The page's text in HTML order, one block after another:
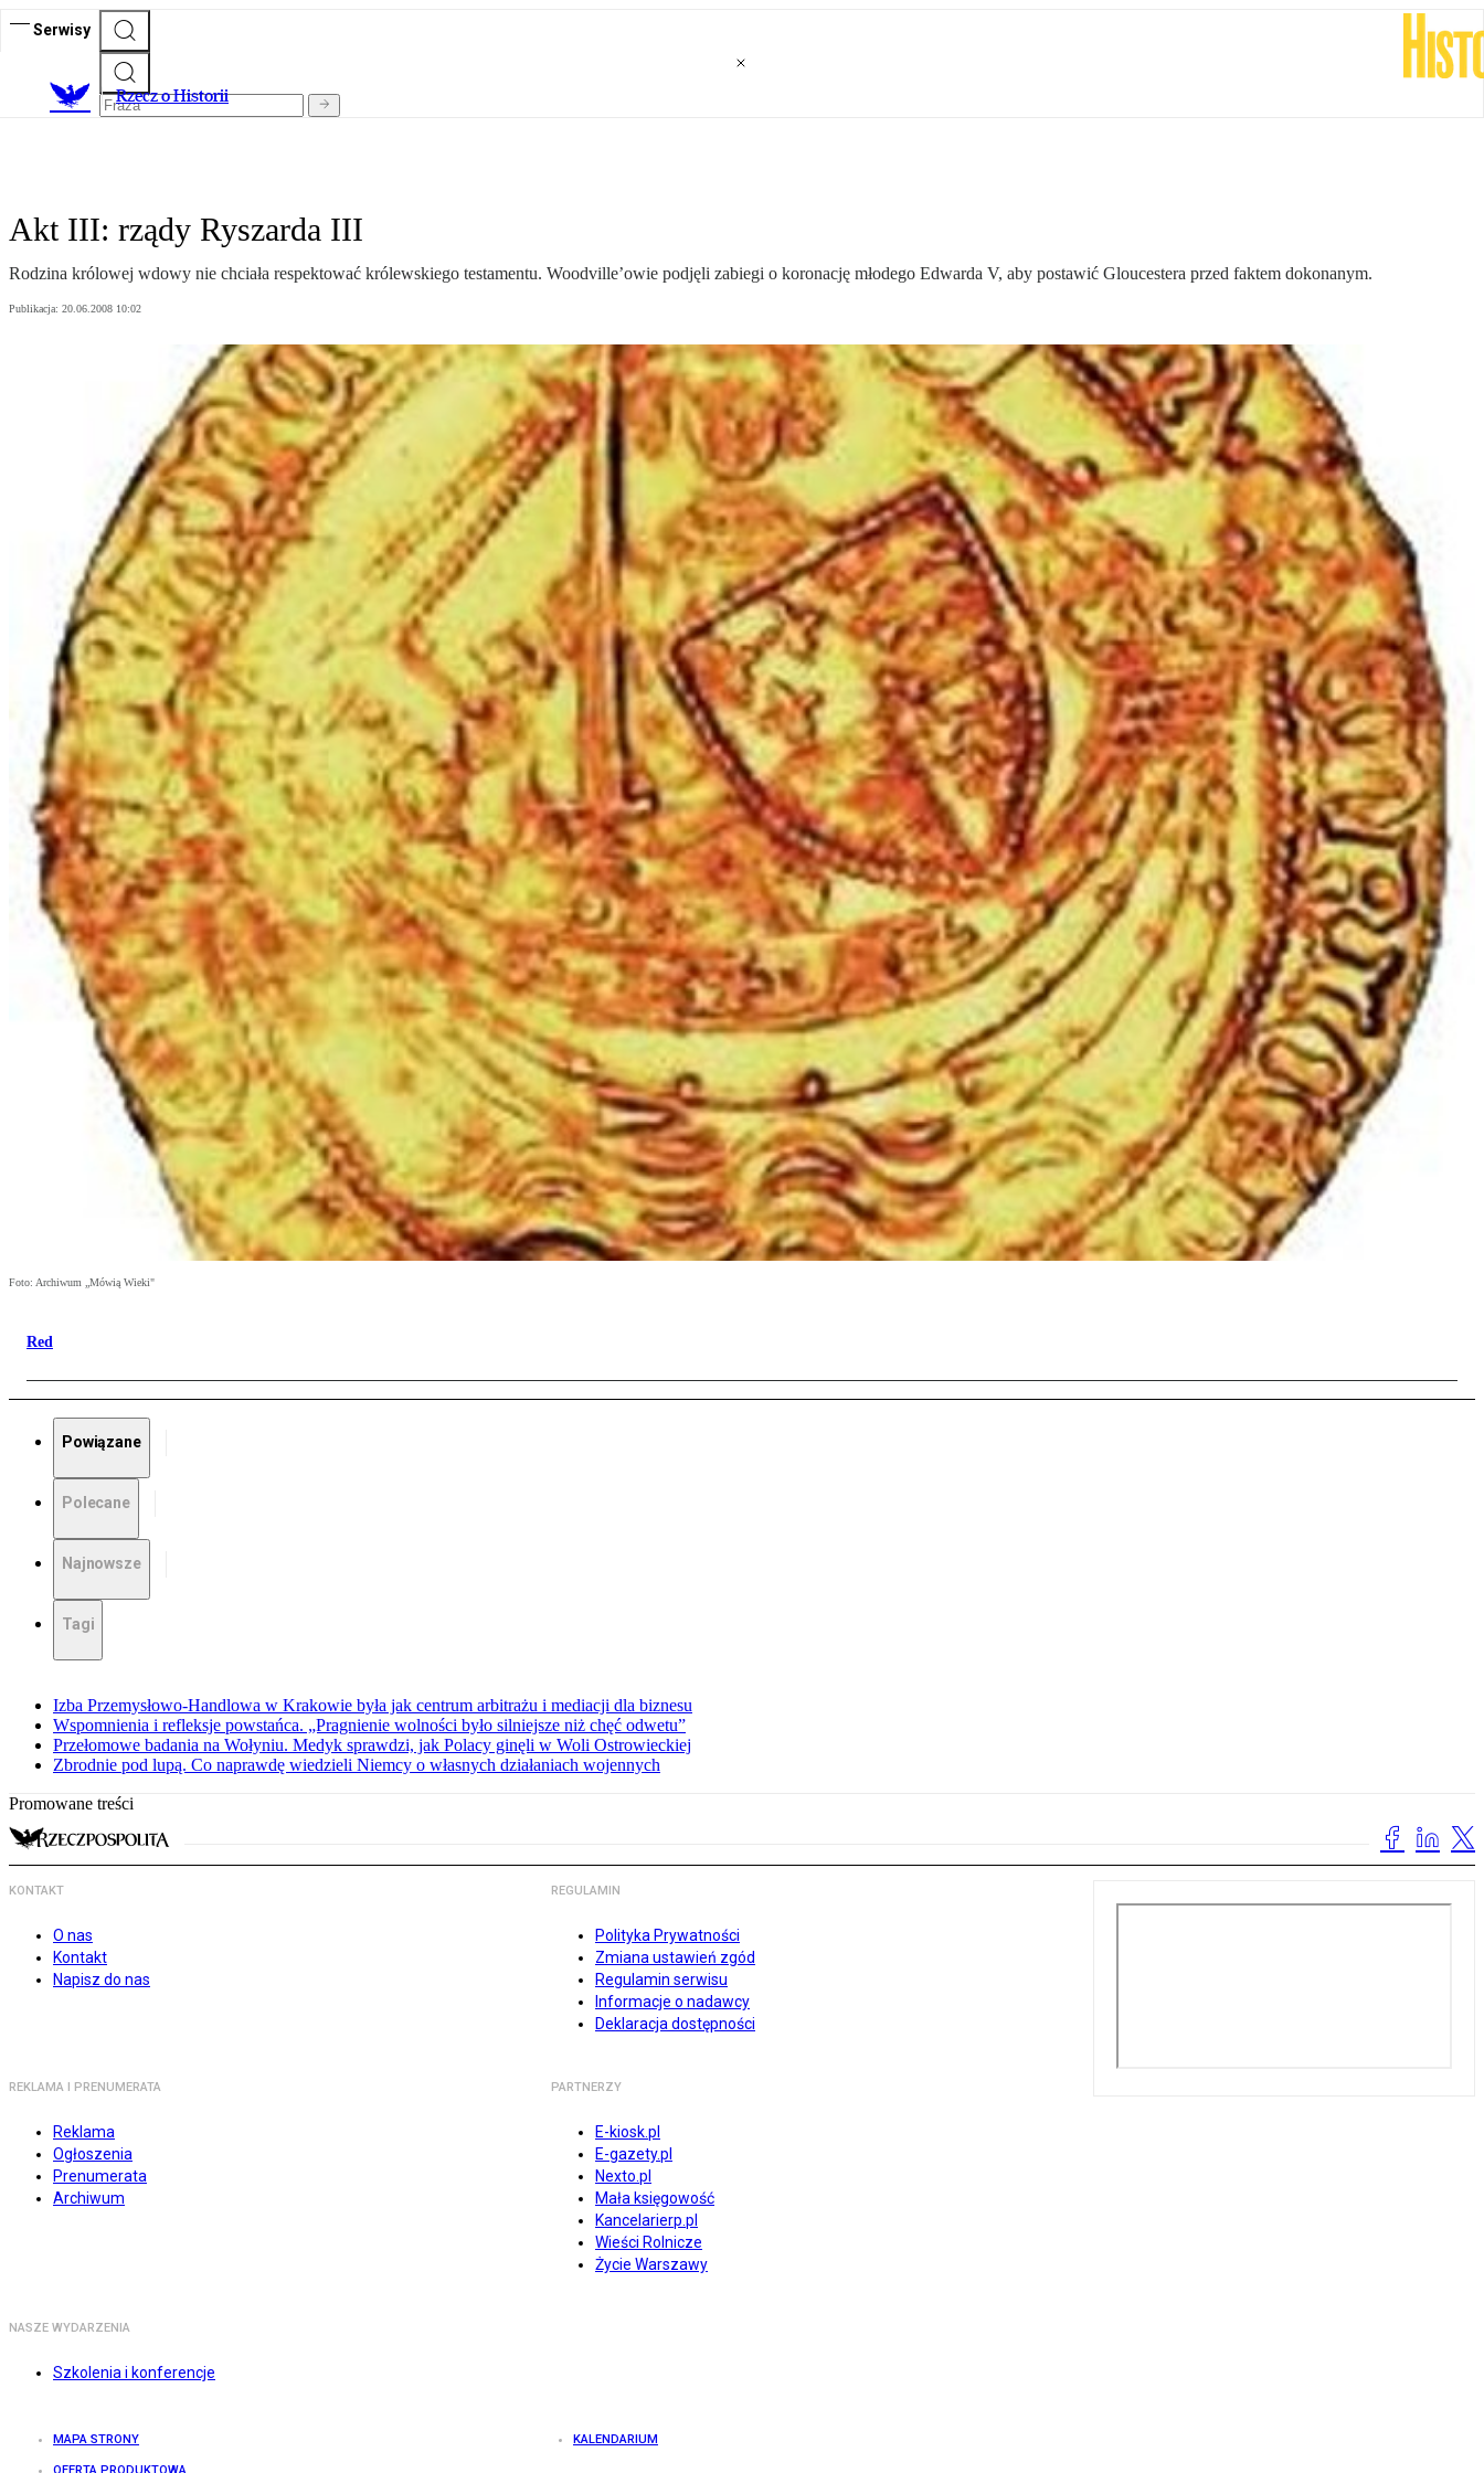
Serwisy
Rzecz o Historii
Akt III: rządy Ryszarda III
Rodzina królowej wdowy nie chciała respektować królewskiego testamentu. Woodville’owie podjęli zabiegi o koronację młodego Edwarda V, aby postawić Gloucestera przed faktem dokonanym.
Publikacja: 20.06.2008 10:02
Foto: Archiwum „Mówią Wieki"
Red
Powiązane
Polecane
Najnowsze
Tagi
Izba Przemysłowo-Handlowa w Krakowie była jak centrum arbitrażu i mediacji dla biznesu
Wspomnienia i refleksje powstańca. „Pragnienie wolności było silniejsze niż chęć odwetu”
Przełomowe badania na Wołyniu. Medyk sprawdzi, jak Polacy ginęli w Woli Ostrowieckiej
Zbrodnie pod lupą. Co naprawdę wiedzieli Niemcy o własnych działaniach wojennych
Promowane treści
KONTAKT
O nas
Kontakt
Napisz do nas
REGULAMIN
Polityka Prywatności
Zmiana ustawień zgód
Regulamin serwisu
Informacje o nadawcy
Deklaracja dostępności
REKLAMA I PRENUMERATA
Reklama
Ogłoszenia
Prenumerata
Archiwum
PARTNERZY
E-kiosk.pl
E-gazety.pl
Nexto.pl
Mała księgowość
Kancelarierp.pl
Wieści Rolnicze
Życie Warszawy
NASZE WYDARZENIA
Szkolenia i konferencje
MAPA STRONY KALENDARIUM